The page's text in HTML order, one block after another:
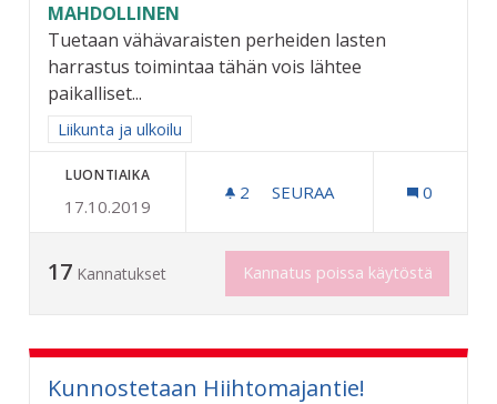
MAHDOLLINEN
Tuetaan vähävaraisten perheiden lasten
harrastus toimintaa tähän vois lähtee
paikalliset...
Rajaa tulokset aihepiirin mukaan: Liikunta ja ulkoilu
Liikunta ja ulkoilu
LUONTIAIKA
17.10.2019
2 2 SEURAAJAA
SEURAA 0
17 Kannatukset Kannatus poissa käytöstä
Kunnostetaan Hiihtomajantie!